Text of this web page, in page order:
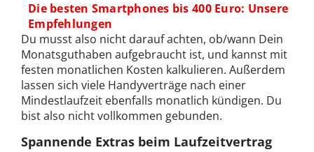
Die besten Smartphones bis 400 Euro: Unsere
Empfehlungen
Du musst also nicht darauf achten, ob/wann Dein
Monatsguthaben aufgebraucht ist, und kannst mit
festen monatlichen Kosten kalkulieren. Außerdem
lassen sich viele Handyverträge nach einer
Mindestlaufzeit ebenfalls monatlich kündigen. Du
bist also nicht vollkommen gebunden.
Spannende Extras beim Laufzeitvertrag